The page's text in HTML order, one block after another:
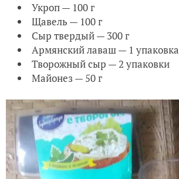
Укроп — 100 г
Щавель — 100 г
Сыр твердый — 300 г
Армянский лаваш — 1 упаковка
Творожный сыр — 2 упаковки
Майонез — 50 г